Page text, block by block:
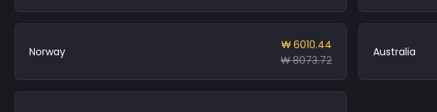
Norway
₩ 6010.44
₩ 8073.72
Australia